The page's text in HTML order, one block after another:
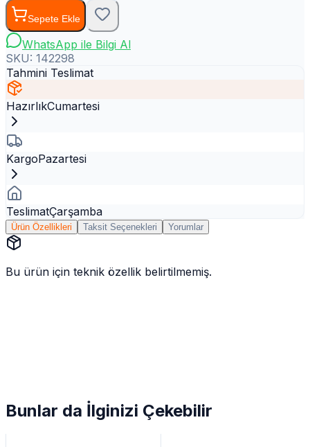
Sepete Ekle
WhatsApp ile Bilgi Al
SKU: 142298
Tahmini Teslimat
HazırlıkCumartesi
KargoPazartesi
TeslimatÇarşamba
Ürün Özellikleri Taksit Seçenekleri Yorumlar
Bu ürün için teknik özellik belirtilmemiş.
Bunlar da İlginizi Çekebilir